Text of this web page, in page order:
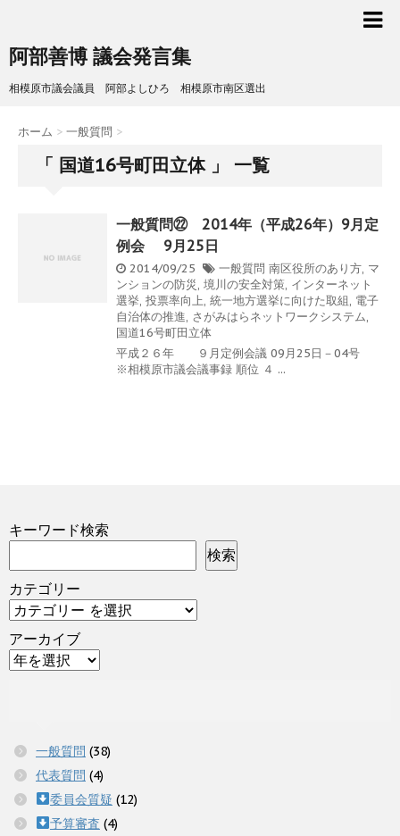
阿部善博 議会発言集
相模原市議会議員 阿部よしひろ 相模原市南区選出
ホーム > 一般質問 >
「 国道16号町田立体 」 一覧
一般質問㉒ 2014年（平成26年）9月定
例会 9月25日
2014/09/25 一般質問 南区役所のあり方, マ
ンションの防災, 境川の安全対策, インターネット
選挙, 投票率向上, 統一地方選挙に向けた取組, 電子
自治体の推進, さがみはらネットワークシステム,
国道16号町田立体
平成２６年 ９月定例会議 09月25日－04号
※相模原市議会議事録 順位 ４ ...
キーワード検索
検索
カテゴリー
アーカイブ
一般質問 (38)
代表質問 (4)
委員会質疑 (12)
予算審査 (4)